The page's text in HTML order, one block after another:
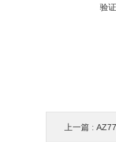
验
上一篇 :